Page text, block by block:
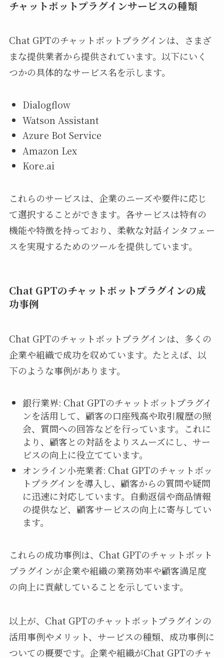
チャットボットプラグインサービスの種類
Chat GPTのチャットボットプラグインは、さまざ
まな提供業者から提供されています。以下にいく
つかの具体的なサービス名を示します。
Dialogflow
Watson Assistant
Azure Bot Service
Amazon Lex
Kore.ai
これらのサービスは、企業のニーズや要件に応じ
て選択することができます。各サービスは特有の
機能や特徴を持っており、柔軟な対話インタフェー
スを実現するためのツールを提供しています。
Chat GPTのチャットボットプラグインの成
功事例
Chat GPTのチャットボットプラグインは、多くの
企業や組織で成功を収めています。たとえば、以
下のような事例があります。
銀行業界: Chat GPTのチャットボットプラグイ
ンを活用して、顧客の口座残高や取引履歴の照
会、質問への回答などを行っています。これに
より、顧客との対話をよりスムーズにし、サー
ビスの向上に役立てています。
オンライン小売業者: Chat GPTのチャットボッ
トプラグインを導入し、顧客からの質問や疑問
に迅速に対応しています。自動返信や商品情報
の提供など、顧客サービスの向上に寄与してい
ます。
これらの成功事例は、Chat GPTのチャットボット
プラグインが企業や組織の業務効率や顧客満足度
の向上に貢献していることを示しています。
以上が、Chat GPTのチャットボットプラグインの
活用事例やメリット、サービスの種類、成功事例に
ついての概要です。企業や組織がChat GPTのチャ